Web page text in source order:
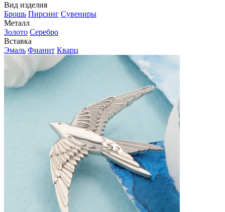
Вид изделия
Брошь Пирсинг Сувениры
Металл
Золото Серебро
Вставка
Эмаль Фианит Кварц